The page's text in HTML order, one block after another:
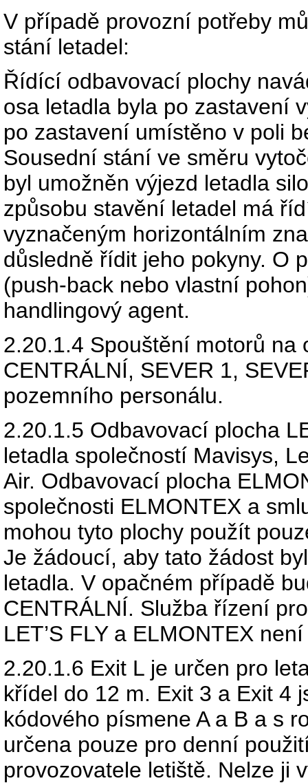
V případě provozní potřeby
stání letadel:
Řídící odbavovací plochy
osa letadla byla po zastavení
po zastavení umístěno v poli
Sousední stání ve směru
byl umožněn výjezd letadla
způsobu stavění letadel má
vyznačeným horizontálním
důsledně řídit jeho pokyny. O
(push-back nebo vlastní
handlingový agent.
2.20.1.4 Spouštění motorů na
CENTRÁLNÍ, SEVER 1,
pozemního personálu.
2.20.1.5 Odbavovací plocha
letadla společností Mavisys,
Air. Odbavovací plocha
společnosti ELMONTEX a
mohou tyto plochy použít
Je žádoucí, aby tato žádost
letadla. V opačném případě
CENTRÁLNÍ. Služba řízení
LET’S FLYa ELMONTEX
2.20.1.6 Exit L je určen pro
křídel do 12 m. Exit 3 a Exit 4
kódového písmene A a B a s
určena pouze pro denní
provozovatele letiště. Nelze ji